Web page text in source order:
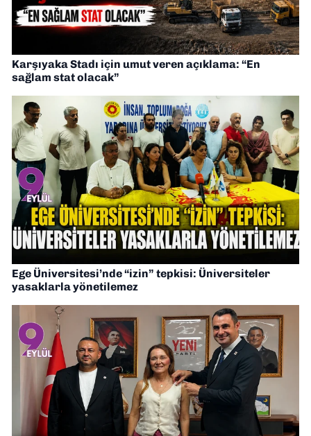
Karşıyaka Stadı için umut veren açıklama: “En
sağlam stat olacak”
Ege Üniversitesi’nde “izin” tepkisi: Üniversiteler
yasaklarla yönetilemez